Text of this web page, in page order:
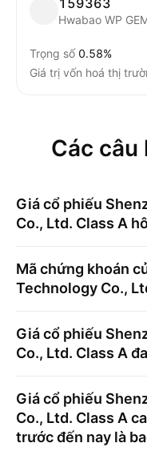
159363
Trọng số 0.58%
Giá trị vốn hoá thị
Các
Giá cổ phiếu
Co., Ltd. Class A
Mã chứng khoán
Technology Co.,
Giá cổ phiếu
Co., Ltd. Class A
Giá cổ phiếu
Co., Ltd. Class A
trước đến nay là